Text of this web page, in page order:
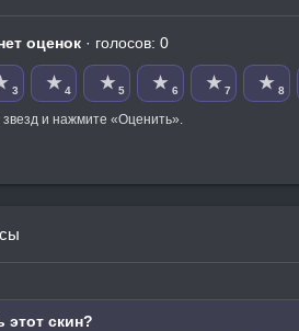
оценок · голосов: 0
3 ★ 4 ★ 5 ★ 6 ★ 7 ★ 8
и нажмите «Оценить».
этот скин?